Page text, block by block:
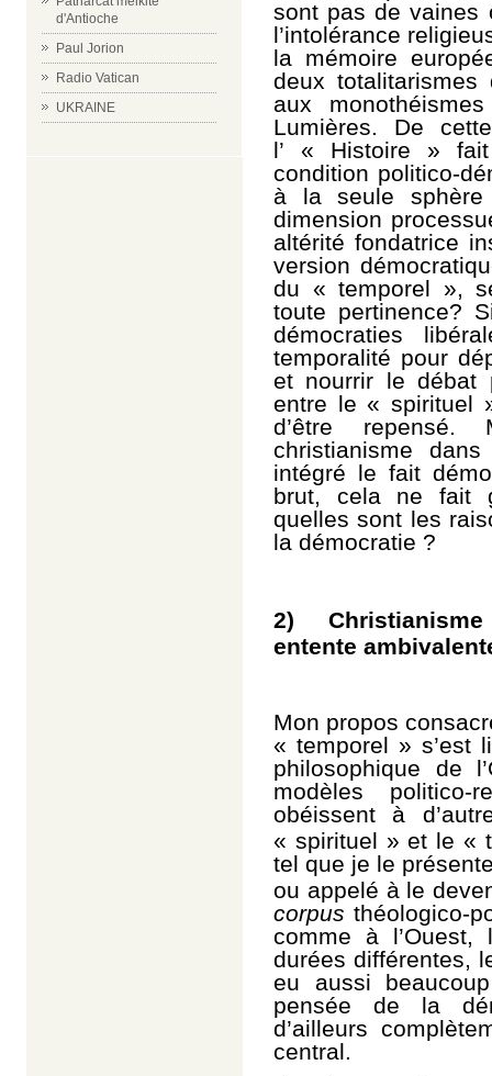
d'Antioche
Paul Jorion
Radio Vatican
UKRAINE
sont pas de vaines
l’intolérance
la mémoire
deux totalitarismes
aux
Lumières. De
l’ « Histoire »
condition politico-
à la seule
dimension
altérité fondatrice
version
du « temporel »,
toute pertinence?
démocraties
temporalité pour
et nourrir le débat
entre le « spirituel
d’être
christianisme
intégré le fait
brut, cela ne fait
quelles sont les
la démocratie ?
2)
entente
Mon propos
« temporel » s’est
philosophique de
modèles politico-
obéissent à
« spirituel » et le «
tel que je le
ou appelé à le
corpus théologico-
comme à
durées différentes,
eu aussi
pensée de la
d’ailleurs
central.